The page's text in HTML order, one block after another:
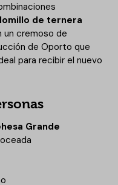
de ternera
un cremoso de
de Oporto que
para recibir el nuevo
Grande